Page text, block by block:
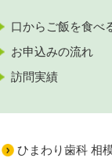
口からご飯を食べ
お申込みの流れ
訪問実績
ひまわり歯科 相